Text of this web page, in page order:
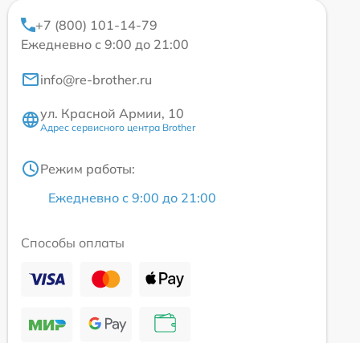
+7 (800) 101-14-79
Ежедневно с 9:00 до 21:00
info@re-brother.ru
ул. Красной Армии, 10
Адрес сервисного центра Brother
Режим работы:
Ежедневно с 9:00 до 21:00
Способы оплаты